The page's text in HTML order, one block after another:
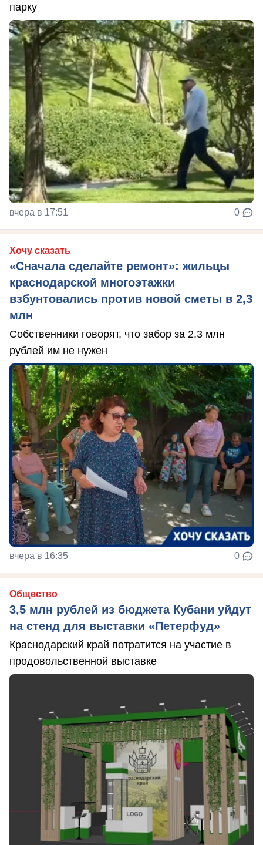
парку
вчера в 17:51 0
Хочу сказать
«Сначала сделайте ремонт»: жильцы
краснодарской многоэтажки
взбунтовались против новой сметы в 2,3
млн
Собственники говорят, что забор за 2,3 млн
рублей им не нужен
вчера в 16:35 0
Общество
3,5 млн рублей из бюджета Кубани уйдут
на стенд для выставки «Петерфуд»
Краснодарский край потратится на участие в
продовольственной выставке